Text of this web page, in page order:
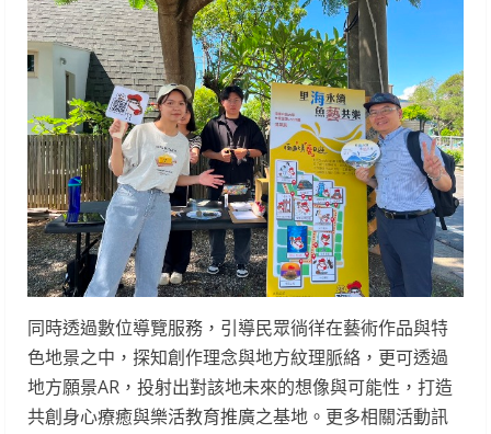
同時透過數位導覽服務，引導民眾徜徉在藝術作品與特
色地景之中，探知創作理念與地方紋理脈絡，更可透過
地方願景AR，投射出對該地未來的想像與可能性，打造
共創身心療癒與樂活教育推廣之基地。更多相關活動訊